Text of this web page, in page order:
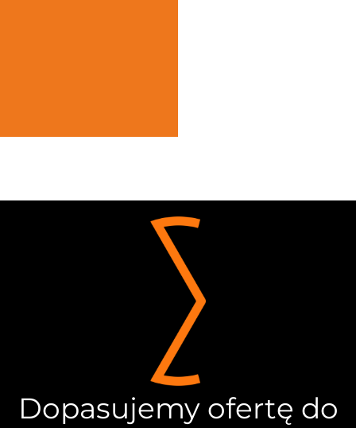
Dopasujemy ofertę do